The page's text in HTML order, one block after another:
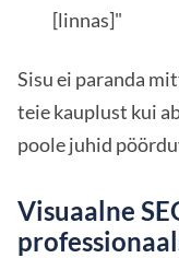
[linnas]"
Sisu ei paranda
teie kauplust kui
poole juhid
Visuaalne